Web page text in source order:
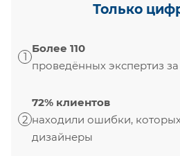
Только
1
Более 110
проведённых экспертиз за
2
72% клиентов
находили ошибки,
дизайнеры